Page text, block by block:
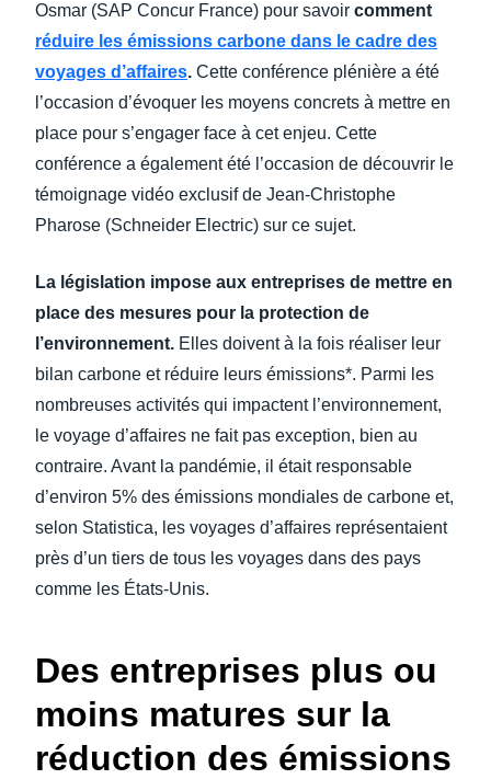
L’EXPÉRIENCE EMPLOYÉ
Osmar (SAP Concur France) pour savoir comment
réduire les émissions carbone dans le cadre des
voyages d’affaires. Cette conférence plénière a été
l’occasion d’évoquer les moyens concrets à mettre en
place pour s’engager face à cet enjeu. Cette
conférence a également été l’occasion de découvrir le
témoignage vidéo exclusif de Jean-Christophe
Pharose (Schneider Electric) sur ce sujet.
La législation impose aux entreprises de mettre en
place des mesures pour la protection de
l’environnement. Elles doivent à la fois réaliser leur
bilan carbone et réduire leurs émissions*. Parmi les
nombreuses activités qui impactent l’environnement,
le voyage d’affaires ne fait pas exception, bien au
contraire. Avant la pandémie, il était responsable
d’environ 5% des émissions mondiales de carbone et,
selon Statistica, les voyages d’affaires représentaient
près d’un tiers de tous les voyages dans des pays
comme les États-Unis.
Des entreprises plus ou
moins matures sur la
réduction des émissions